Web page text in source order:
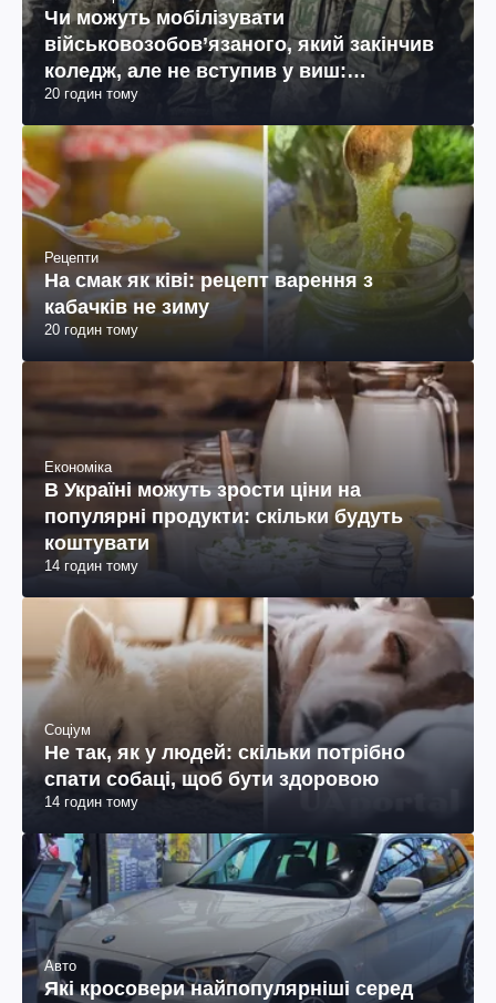
Чи можуть мобілізувати
військовозобов’язаного, який закінчив
коледж, але не вступив у виш:
пояснення юриста
20 годин тому
Рецепти
На смак як ківі: рецепт варення з
кабачків не зиму
20 годин тому
Економіка
В Україні можуть зрости ціни на
популярні продукти: скільки будуть
коштувати
14 годин тому
Соціум
Не так, як у людей: скільки потрібно
спати собаці, щоб бути здоровою
14 годин тому
Авто
Які кросовери найпопулярніші серед